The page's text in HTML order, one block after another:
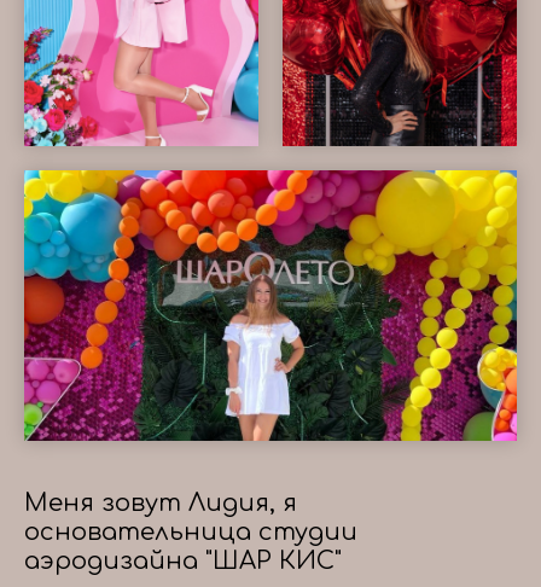
Меня зовут Лидия, я
основательница студии
аэродизайна "ШАР КИС"